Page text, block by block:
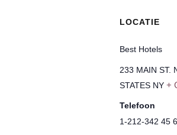
LOCATIE
Best Hotels
233 MAIN ST.
STATES NY +
Telefoon
1-212-342 45